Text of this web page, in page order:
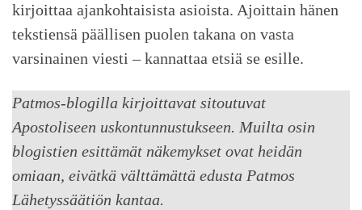
kirjoittaa ajankohtaisista asioista. Ajoittain hänen
tekstiensä päällisen puolen takana on vasta
varsinainen viesti – kannattaa etsiä se esille.
Patmos-blogilla kirjoittavat sitoutuvat
Apostoliseen uskontunnustukseen. Muilta osin
blogistien esittämät näkemykset ovat heidän
omiaan, eivätkä välttämättä edusta Patmos
Lähetyssäätiön kantaa.